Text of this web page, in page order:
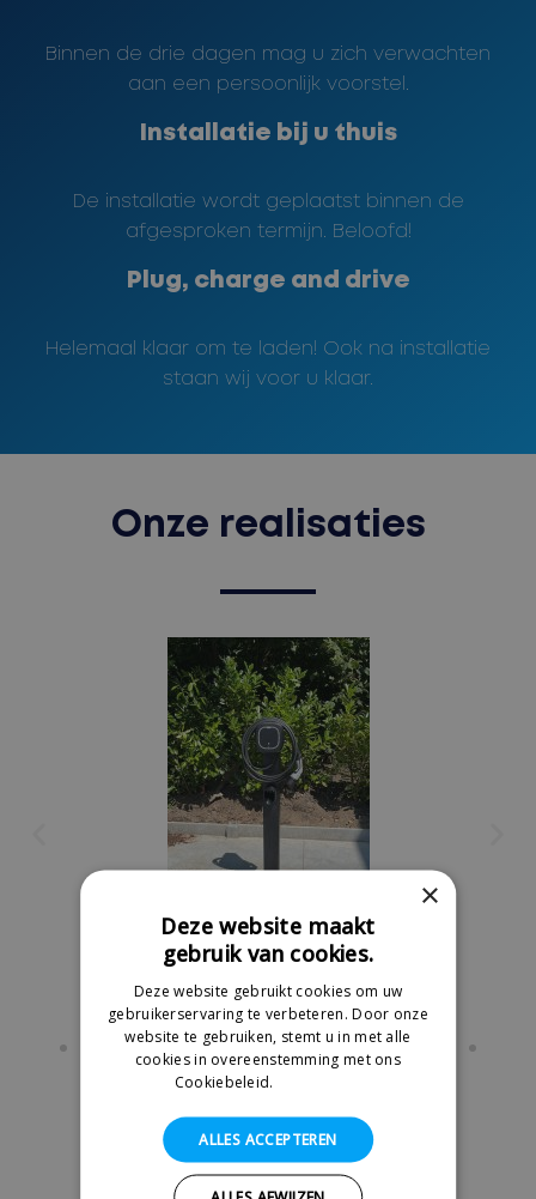
Binnen de drie dagen mag u zich verwachten
aan een persoonlijk voorstel.
Installatie bij u thuis
De installatie wordt geplaatst binnen de
afgesproken termijn. Beloofd!
Plug, charge and drive
Helemaal klaar om te laden! Ook na installatie
staan wij voor u klaar.
Onze realisaties
Wallbox Pulsar Pro - Paalmontage
×
Deze website maakt
gebruik van cookies.
Deze website gebruikt cookies om uw
gebruikerservaring te verbeteren. Door onze
website te gebruiken, stemt u in met alle
cookies in overeenstemming met ons
Cookiebeleid.
ALLES ACCEPTEREN